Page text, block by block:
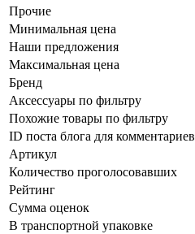
Прочие
Минимальная цена
Наши предложения
Максимальная цена
Бренд
Аксессуары по фильтру
Похожие товары по фильтру
ID поста блога для комментариев
Артикул
Количество проголосовавших
Рейтинг
Сумма оценок
В транспортной упаковке